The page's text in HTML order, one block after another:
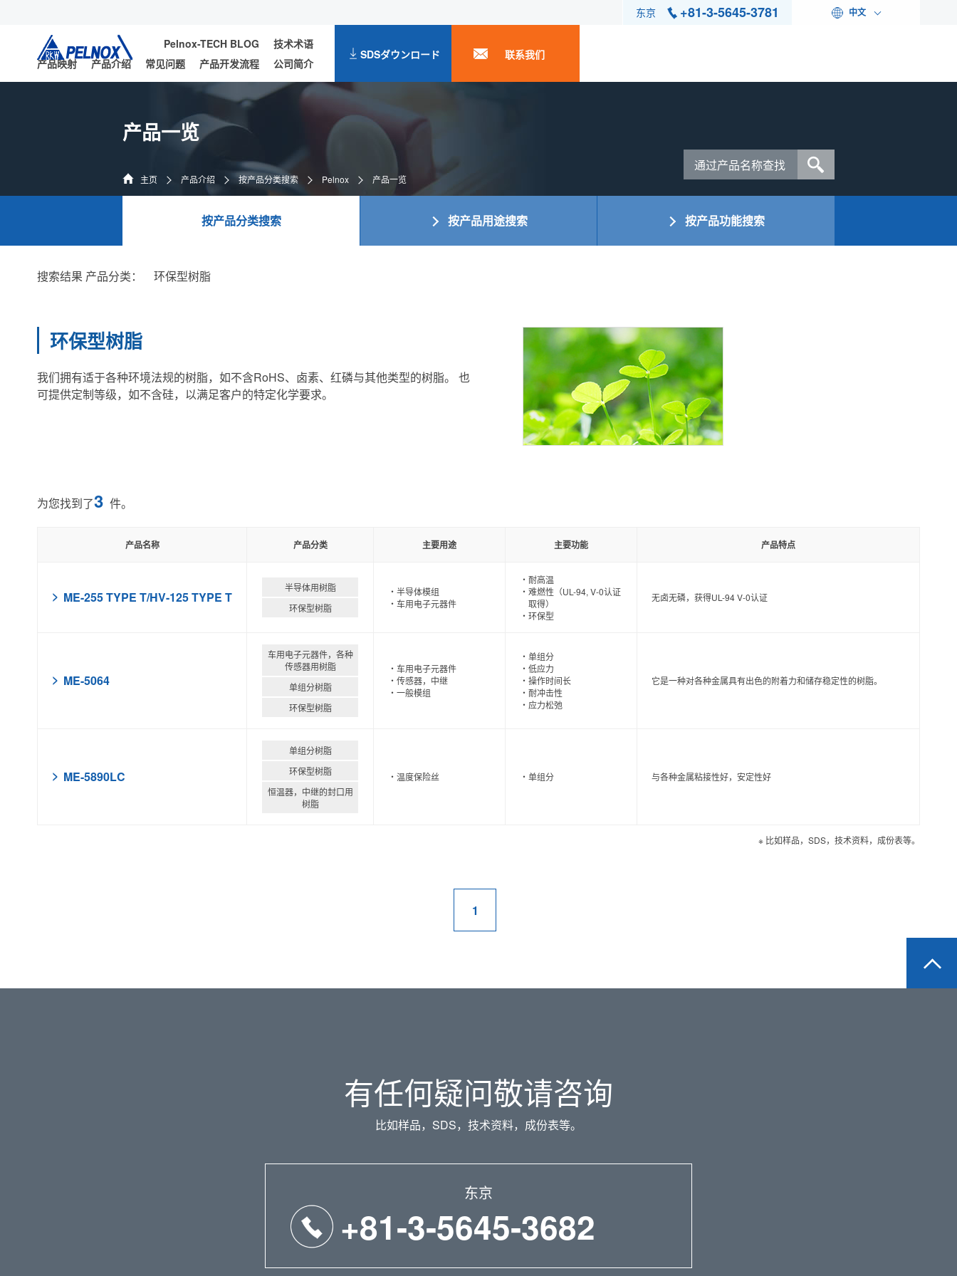
东京 +81-3-5645-3781 中文
Pelnox-TECH BLOG
技术术语
产品映射
产品介绍 常见问题 产品开发流程 公司简介
SDSダウンロード 联系我们
产品一览
主页 产品介绍 按产品分类搜索 Pelnox 产品一览
按产品分类搜索 按产品用途搜索 按产品功能搜索
搜索结果 产品分类： 环保型树脂
环保型树脂
我们拥有适于各种环境法规的树脂，如不含RoHS、卤素、红磷与其他类型的树脂。 也
可提供定制等级，如不含硅，以满足客户的特定化学要求。
为您找到了3 件。
产品名称 产品分类 主要用途 主要功能 产品特点
ME-255 TYPE T/HV-125 TYPE T
半导体用树脂
环保型树脂
半导体模组
车用电子元器件
耐高温
难燃性（UL-94, V-0认证
取得）
环保型
无卤无磷，获得UL-94 V-0认证
ME-5064
车用电子元器件，各种
传感器用树脂
单组分树脂
环保型树脂
车用电子元器件
传感器，中继
一般模组
单组分
低应力
操作时间长
耐冲击性
应力松弛
它是一种对各种金属具有出色的附着力和储存稳定性的树脂。
ME-5890LC
单组分树脂
环保型树脂
恒温器，中继的封口用
树脂
温度保险丝 单组分 与各种金属粘接性好，安定性好
※ 比如样品，SDS，技术资料，成份表等。
1
有任何疑问敬请咨询
比如样品，SDS，技术资料，成份表等。
东京
+81-3-5645-3682